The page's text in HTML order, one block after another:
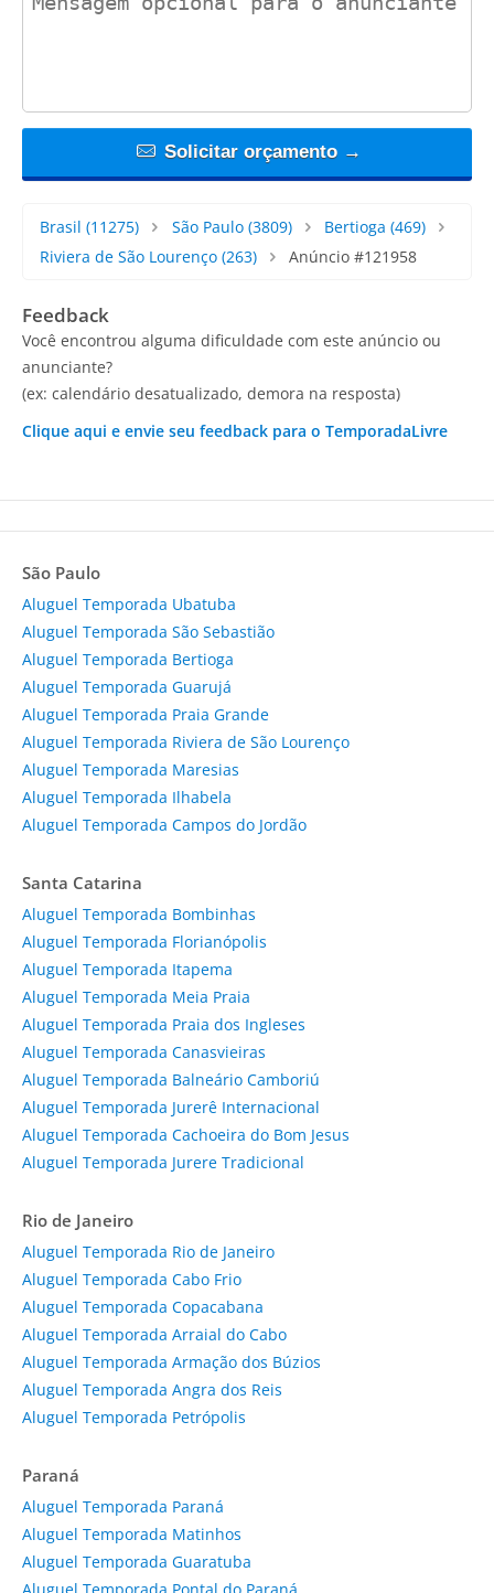
Solicitar orçamento →
Brasil (11275) São Paulo(3809) Bertioga (469)
Riviera de São Lourenço (263) Anúncio #121958
Feedback
Você encontrou alguma dificuldade com este anúncio ou
anunciante?
(ex: calendário desatualizado, demora na resposta)
Clique aqui e envie seu feedback para o TemporadaLivre
São Paulo
Aluguel Temporada Ubatuba
Aluguel Temporada São Sebastião
Aluguel Temporada Bertioga
Aluguel Temporada Guarujá
Aluguel Temporada Praia Grande
Aluguel Temporada Riviera de São Lourenço
Aluguel Temporada Maresias
Aluguel Temporada Ilhabela
Aluguel Temporada Campos do Jordão
Santa Catarina
Aluguel Temporada Bombinhas
Aluguel Temporada Florianópolis
Aluguel Temporada Itapema
Aluguel Temporada Meia Praia
Aluguel Temporada Praia dos Ingleses
Aluguel Temporada Canasvieiras
Aluguel Temporada Balneário Camboriú
Aluguel Temporada Jurerê Internacional
Aluguel Temporada Cachoeira do Bom Jesus
Aluguel Temporada Jurere Tradicional
Rio de Janeiro
Aluguel Temporada Rio de Janeiro
Aluguel Temporada Cabo Frio
Aluguel Temporada Copacabana
Aluguel Temporada Arraial do Cabo
Aluguel Temporada Armação dos Búzios
Aluguel Temporada Angra dos Reis
Aluguel Temporada Petrópolis
Paraná
Aluguel Temporada Paraná
Aluguel Temporada Matinhos
Aluguel Temporada Guaratuba